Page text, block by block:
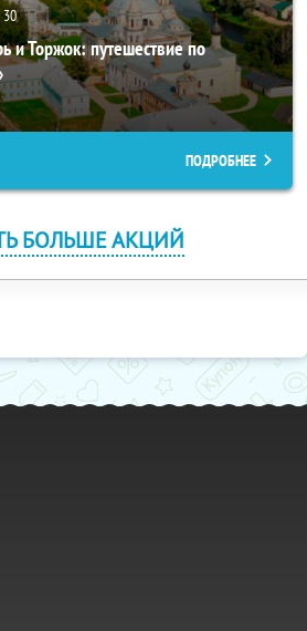
30
и Торжок: путешествие по
ПОДРОБНЕЕ
БОЛЬШЕ АКЦИЙ